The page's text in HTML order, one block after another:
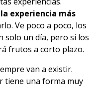
experiencia más
Ve poco a poco, los
solo un día, pero si los
frutos a corto plazo.
van a existir.
tiene una forma muy